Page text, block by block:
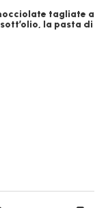
tagliate a
la pasta di